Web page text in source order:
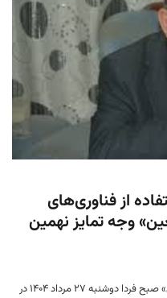
از فناوری‌های
وجه تمایز نهمین
«نهمین همایش علمی بین المللی زیارت اربعین» صبح فردا دوشنبه ۲۷ مرداد ۱۴۰۴ در